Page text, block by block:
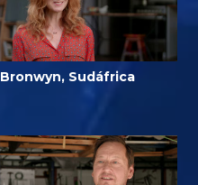
Bronwyn, Sudáfrica